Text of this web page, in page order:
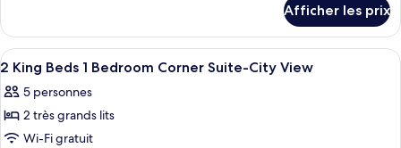
chambre :
King
Bedroom-
Corner
1
King
1
Bedroom-
Corner
Suite
View
Afficher les prix
Afficher
toutes
les
photos
pour
Une chambre d’hôtel avec un grand
7
2 King Beds 1 Bedroom Corner Suite-City View
5 personnes
2 très grands lits
Wi-Fi gratuit